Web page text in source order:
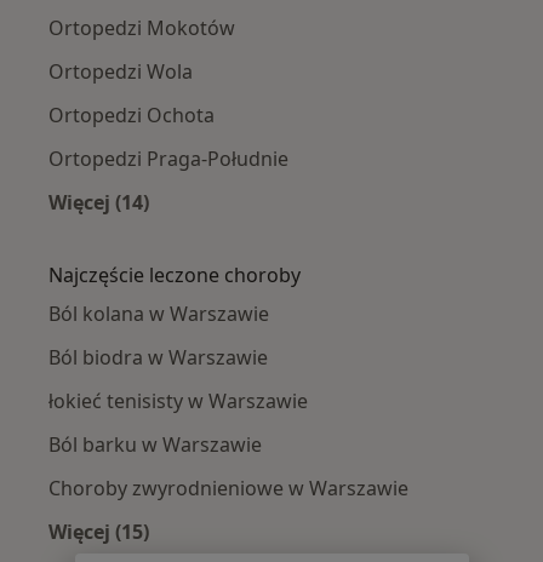
Ortopedzi Mokotów
Ortopedzi Wola
Ortopedzi Ochota
Ortopedzi Praga-Południe
Więcej (14)
Najczęście leczone choroby
Ból kolana w Warszawie
Ból biodra w Warszawie
łokieć tenisisty w Warszawie
Ból barku w Warszawie
Choroby zwyrodnieniowe w Warszawie
Więcej (15)